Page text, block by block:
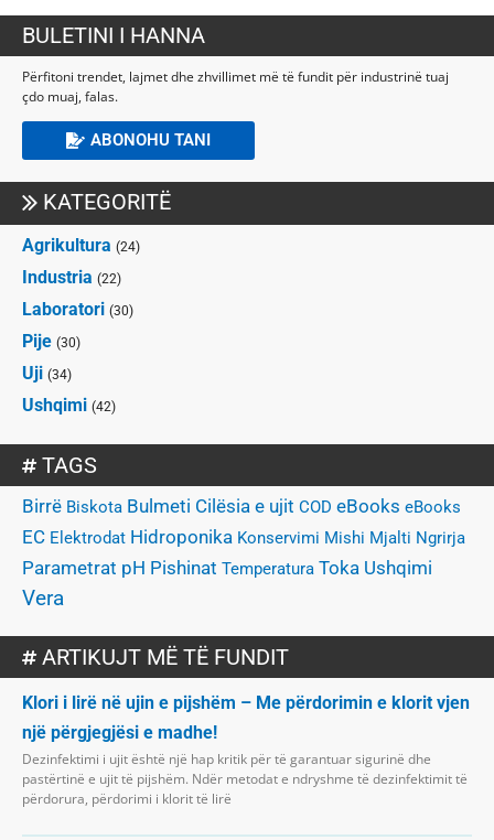
BULETINI I HANNA
Përfitoni trendet, lajmet dhe zhvillimet më të fundit për industrinë tuaj
çdo muaj, falas.
ABONOHU TANI
KATEGORITË
Agrikultura (24)
Industria (22)
Laboratori (30)
Pije (30)
Uji (34)
Ushqimi (42)
TAGS
Birrë Biskota Bulmeti Cilësia e ujit COD eBooks eBooks
EC Elektrodat Hidroponika Konservimi Mishi Mjalti Ngrirja
Parametrat pH Pishinat Temperatura Toka Ushqimi
Vera
ARTIKUJT MË TË FUNDIT
Klori i lirë në ujin e pijshëm – Me përdorimin e klorit vjen
një përgjegjësi e madhe!
Dezinfektimi i ujit është një hap kritik për të garantuar sigurinë dhe
pastërtinë e ujit të pijshëm. Ndër metodat e ndryshme të dezinfektimit të
përdorura, përdorimi i klorit të lirë